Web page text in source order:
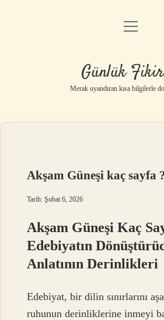
Anasayfa
Yasal Uyarı
menüyü
Günlük
Merak uyandıran kısa bilgilerle
Akşam Güneşi kaç sayfa
Tarih: Şubat 6, 2026
Akşam Güneşi Kaç
Edebiyatın
Anlatının Derinlikleri
Edebiyat, bir dilin sınırlarını
ruhunun derinliklerine inmeyi